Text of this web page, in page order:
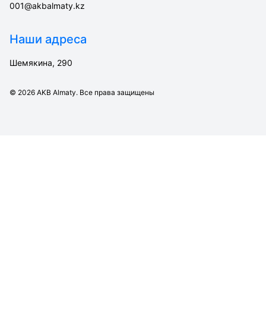
001@akbalmaty.kz
Наши адреса
Шемякина, 290
© 2026 AKB Almaty. Все права защищены